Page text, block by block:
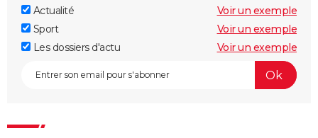
Actualité
Voir un exemple
Sport
Voir un exemple
Les dossiers d'actu
Voir un exemple